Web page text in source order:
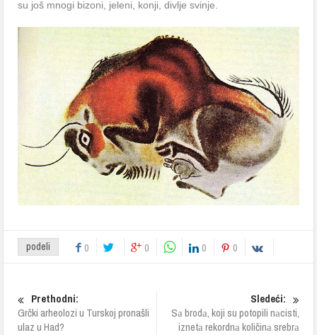
su još mnogi bizoni, jeleni, konji, divlje svinje.
podeli 0 0 0 0
Prethodni:
Grčki arheolozi u Turskoj pronašli
ulaz u Had?
Sledeći:
Sа brodа, koji su potopili nаcisti,
iznetа rekordnа količinа srebrа